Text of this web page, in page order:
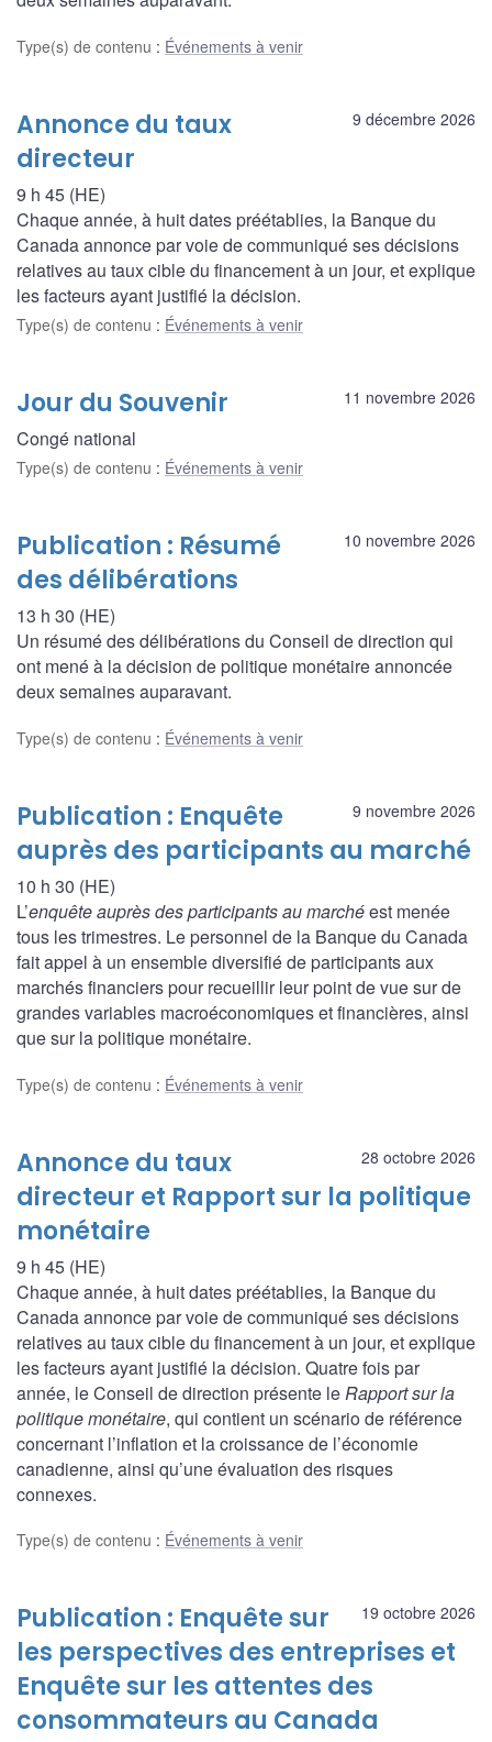
Type(s) de contenu : Événements à venir
9 décembre 2026
Annonce du taux
directeur
9 h 45 (HE)
Chaque année, à huit dates préétablies, la Banque du
Canada annonce par voie de communiqué ses décisions
relatives au taux cible du financement à un jour, et explique
les facteurs ayant justifié la décision.
Type(s) de contenu : Événements à venir
11 novembre 2026
Jour du Souvenir
Congé national
Type(s) de contenu : Événements à venir
10 novembre 2026
Publication : Résumé
des délibérations
13 h 30 (HE)
Un résumé des délibérations du Conseil de direction qui
ont mené à la décision de politique monétaire annoncée
deux semaines auparavant.
Type(s) de contenu : Événements à venir
9 novembre 2026
Publication : Enquête
auprès des participants au marché
10 h 30 (HE)
L’enquête auprès des participants au marchéest menée
tous les trimestres. Le personnel de la Banque du Canada
fait appel à un ensemble diversifié de participants aux
marchés financiers pour recueillir leur point de vue sur de
grandes variables macroéconomiques et financières, ainsi
que sur la politique monétaire.
Type(s) de contenu : Événements à venir
28 octobre 2026
Annonce du taux
directeur et Rapport sur la politique
monétaire
9 h 45 (HE)
Chaque année, à huit dates préétablies, la Banque du
Canada annonce par voie de communiqué ses décisions
relatives au taux cible du financement à un jour, et explique
les facteurs ayant justifié la décision. Quatre fois par
année, le Conseil de direction présente leRapport sur la
politique monétaire, qui contient un scénario de référence
concernant l’inflation et la croissance de l’économie
canadienne, ainsi qu’une évaluation des risques
connexes.
Type(s) de contenu : Événements à venir
19 octobre 2026
Publication : Enquête sur
les perspectives des entreprises et
Enquête sur les attentes des
consommateurs au Canada